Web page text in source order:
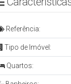
Referência:
Tipo de Imóvel:
Quartos: